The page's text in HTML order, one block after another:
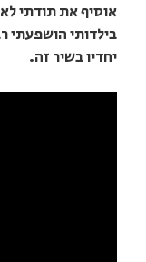
אוסיף את תודתי
בילדותי הושפעתי
יחדיו בשיר זה.